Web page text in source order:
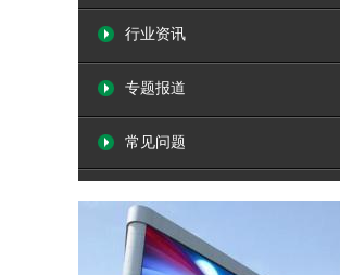
行业资讯
专题报道
常见问题